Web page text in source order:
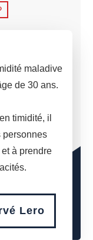
maladive
de 30 ans.
timidité, il
personnes
à prendre
Lero